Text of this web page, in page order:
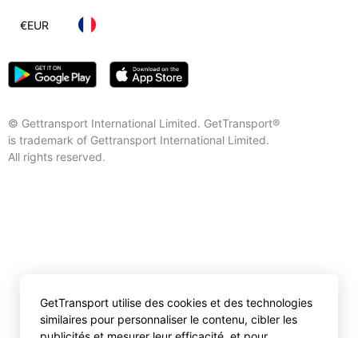
© Gettransport International Limited. GetTransport®
is trademark of Gettransport International Limited.
All rights reserved.
€EUR
GetTransport utilise des cookies et des technologies
similaires pour personnaliser le contenu, cibler les